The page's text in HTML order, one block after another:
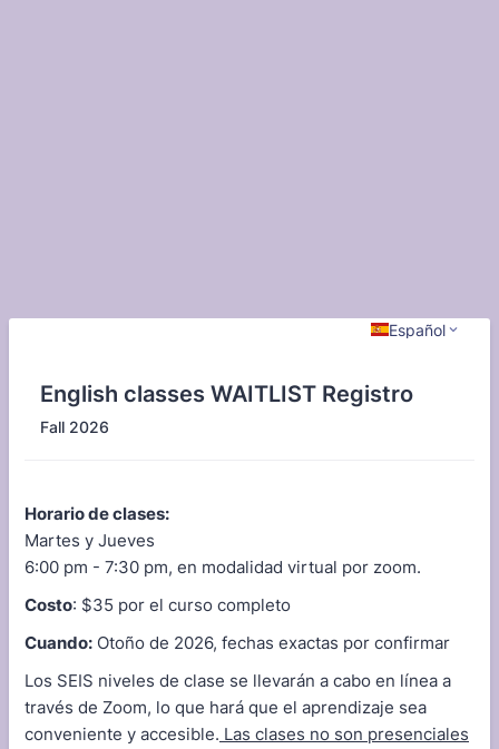
Español
English classes WAITLIST Registro
Fall 2026
Horario de clases:
Martes y Jueves
6:00 pm - 7:30 pm, en modalidad virtual por zoom.
Costo: $35 por el curso completo
Cuando: Otoño de 2026, fechas exactas por confirmar
Los SEIS niveles de clase se llevarán a cabo en línea a
través de Zoom, lo que hará que el aprendizaje sea
conveniente y accesible. Las clases no son presenciales